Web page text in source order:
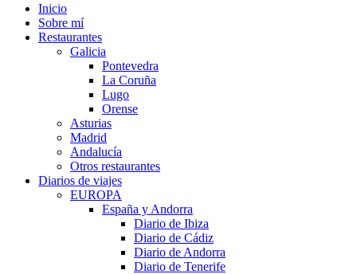
Inicio
Sobre mí
Restaurantes
Galicia
Pontevedra
La Coruña
Lugo
Orense
Asturias
Madrid
Andalucía
Otros restaurantes
Diarios de viajes
EUROPA
España y Andorra
Diario de Ibiza
Diario de Cádiz
Diario de Andorra
Diario de Tenerife